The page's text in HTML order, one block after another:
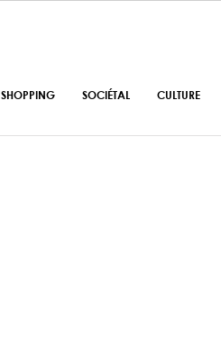
SHOPPING SOCIÉTAL CULTURE